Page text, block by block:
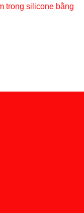
trong silicone bằng